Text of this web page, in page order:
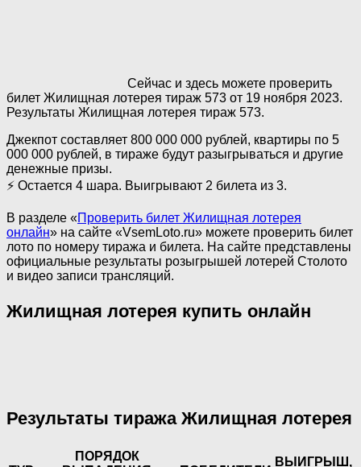
Сейчас и здесь можете проверить
билет Жилищная лотерея тираж 573 от 19 ноября 2023.
Результаты Жилищная лотерея тираж 573.
Джекпот составляет 800 000 000 рублей, квартиры по 5
000 000 рублей, в тираже будут разыгрываться и другие
денежные призы.
⚡ Остается 4 шара. Выигрывают 2 билета из 3.
В разделе «Проверить билет Жилищная лотерея
онлайн» на сайте «VsemLoto.ru» можете проверить билет
лото по номеру тиража и билета. На сайте представлены
официальные результаты розыгрышей лотерей Столото
и видео записи трансляций.
Жилищная лотерея купить онлайн
Результаты тиража Жилищная лотерея
ПОРЯДОК
ВЫИГРЫШ,